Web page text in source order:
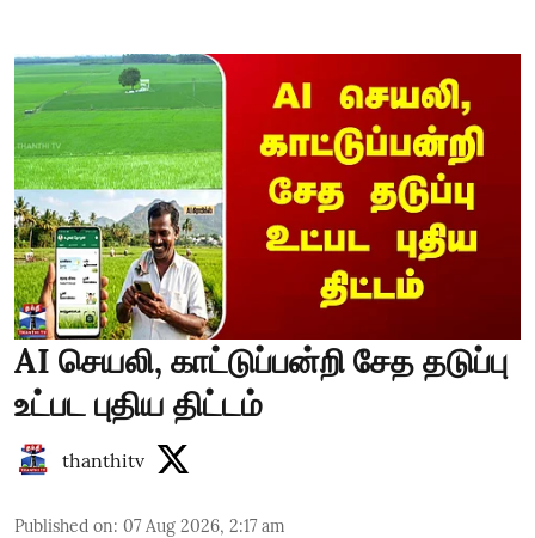
AI செயலி, காட்டுப்பன்றி சேத தடுப்பு
உட்பட புதிய திட்டம்
thanthitv
Published on: 07 Aug 2026, 2:17 am